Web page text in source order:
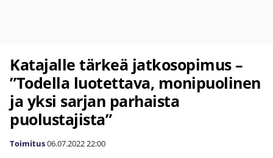
Katajalle tärkeä jatkosopimus –
”Todella luotettava, monipuolinen
ja yksi sarjan parhaista
puolustajista”
Toimitus06.07.202222:00